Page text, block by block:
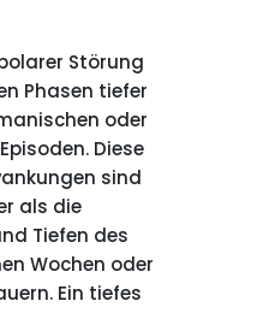
Störung
Phasen tiefer
oder
Diese
sind
als die
Tiefen des
Wochen oder
Ein tiefes